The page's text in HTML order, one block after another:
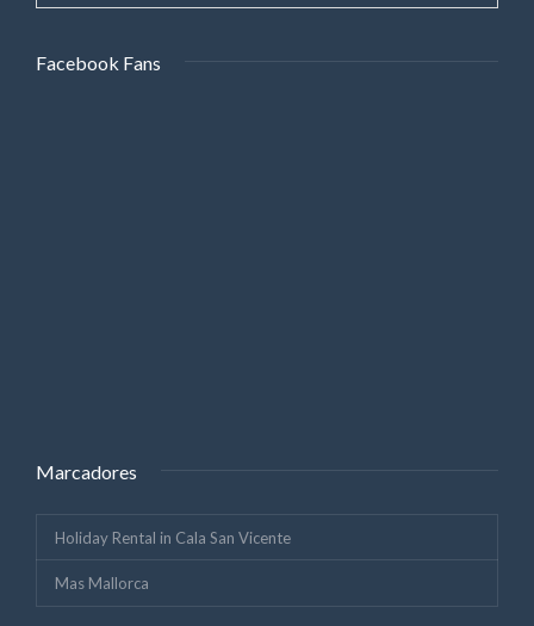
Facebook Fans
Marcadores
Holiday Rental in Cala San Vicente
Mas Mallorca